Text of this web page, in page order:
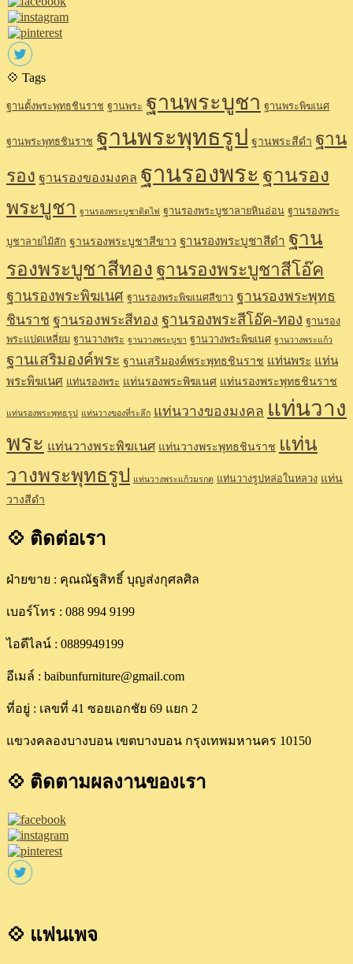
💠 Tags
ฐานตั้งพระพุทธชินราช ฐานพระ ฐานพระบูชา ฐานพระพิฆเนศ
ฐานพระพุทธชินราช ฐานพระพุทธรูป ฐานพระสีดำ ฐาน
รอง ฐานรองของมงคล ฐานรองพระ ฐานรอง
พระบูชา ฐานรองพระบูชาติดไฟ ฐานรองพระบูชาลายหินอ่อน ฐานรองพระ
บูชาลายไม้สัก ฐานรองพระบูชาสีขาว ฐานรองพระบูชาสีดำ ฐาน
รองพระบูชาสีทอง ฐานรองพระบูชาสีโอ๊ค
ฐานรองพระพิฆเนศ ฐานรองพระพิฆเนศสีขาว ฐานรองพระพุทธ
ชินราช ฐานรองพระสีทอง ฐานรองพระสีโอ๊ค-ทอง ฐานรอง
พระแปดเหลี่ยม ฐานวางพระ ฐานวางพระบูขา ฐานวางพระพิฆเนศ ฐานวางพระแก้ว
ฐานเสริมองค์พระ ฐานเสริมองค์พระพุทธชินราช แท่นพระ แท่น
พระพิฆเนศ แท่นรองพระ แท่นรองพระพิฆเนศ แท่นรองพระพุทธชินราช
แท่นรองพระพุทธรูป แท่นวางของที่ระลึก แท่นวางของมงคล แท่นวาง
พระ แท่นวางพระพิฆเนศ แท่นวางพระพุทธชินราช แท่น
วางพระพุทธรูป แท่นวางพระแก้วมรกต แท่นวางรูปหล่อในหลวง แท่น
วางสีดำ
💠 ติดต่อเรา
ฝ่ายขาย : คุณณัฐสิทธิ์ บุญส่งกุศลศิล
เบอร์โทร : 088 994 9199
ไอดีไลน์ : 0889949199
อีเมล์ : baibunfurniture@gmail.com
ที่อยู่ : เลขที่ 41 ซอยเอกชัย 69 แยก 2
แขวงคลองบางบอน เขตบางบอน กรุงเทพมหานคร 10150
💠 ติดตามผลงานของเรา
💠 แฟนเพจ